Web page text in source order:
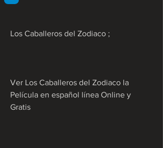
Los Caballeros del Zodiaco ;
Ver Los Caballeros del Zodiaco la
Película en español línea Online y
Gratis